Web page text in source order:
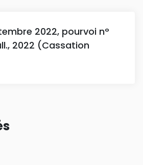
2022, pourvoi n°
2022 (Cassation